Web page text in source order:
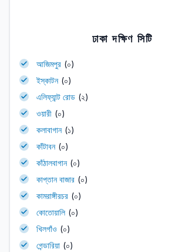
ঢাকা দক্ষিণ সিটি
আজিমপুর (০)
ইস্কাটন (০)
এলিফ্যান্ট রোড (২)
ওয়ারী (০)
কলাবাগান (১)
কাঁটাবন (০)
কাঁঠালবাগান (০)
কাপ্তান বাজার (০)
কামরাঙ্গীরচর (০)
কোতোয়ালি (০)
খিলগাঁও (০)
গেন্ডারিয়া (০)